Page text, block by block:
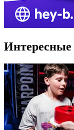
Интересные